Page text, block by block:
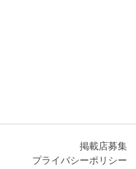
掲載店募集
プライバシーポリシー